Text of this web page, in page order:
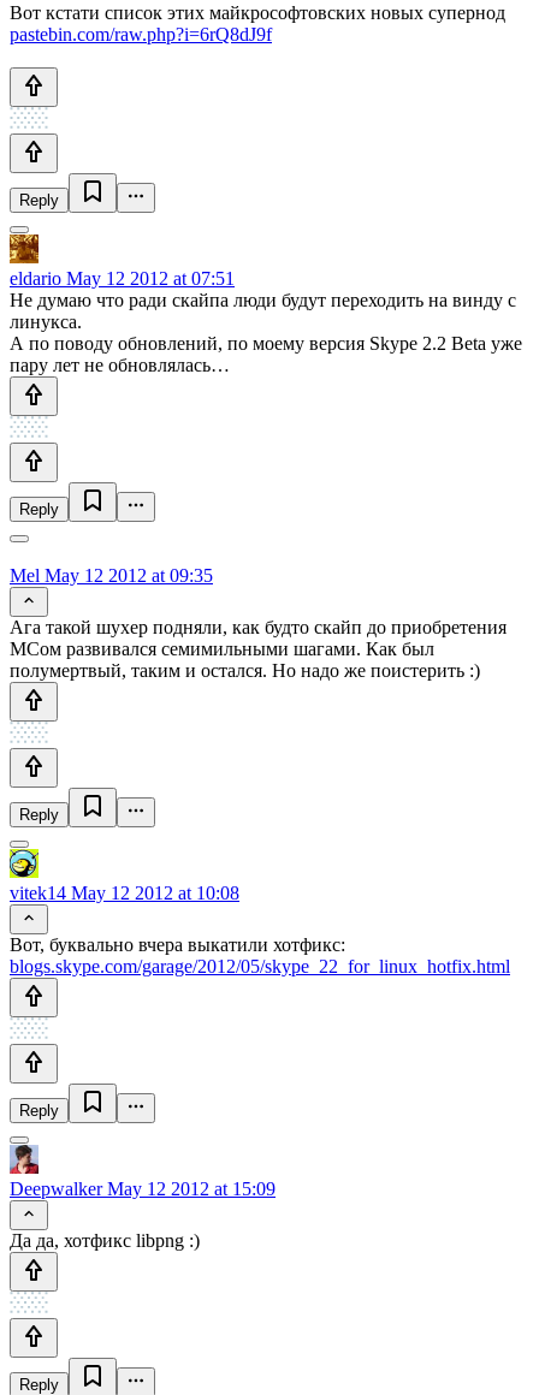
Вот кстати список этих майкрософтовских новых супернод
pastebin.com/raw.php?i=6rQ8dJ9f
Reply
eldario May 12 2012 at 07:51
Не думаю что ради скайпа люди будут переходить на винду с
линукса.
А по поводу обновлений, по моему версия Skype 2.2 Beta уже
пару лет не обновлялась…
Reply
Mel May 12 2012 at 09:35
Ага такой шухер подняли, как будто скайп до приобретения
МСом развивался семимильными шагами. Как был
полумертвый, таким и остался. Но надо же поистерить :)
Reply
vitek14 May 12 2012 at 10:08
Вот, буквально вчера выкатили хотфикс:
blogs.skype.com/garage/2012/05/skype_22_for_linux_hotfix.html
Reply
DeepwalkerMay 12 2012 at 15:09
Да да, хотфикс libpng :)
Reply